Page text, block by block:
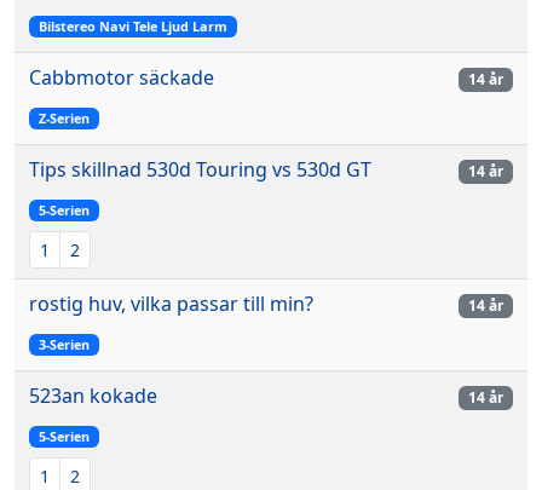
Bilstereo Navi Tele Ljud Larm
Cabbmotor säckade
Z-Serien
14 år
Tips skillnad 530d Touring vs 530d GT
5-Serien
1 2
14 år
rostig huv, vilka passar till min?
3-Serien
14 år
523an kokade
5-Serien
1 2
14 år